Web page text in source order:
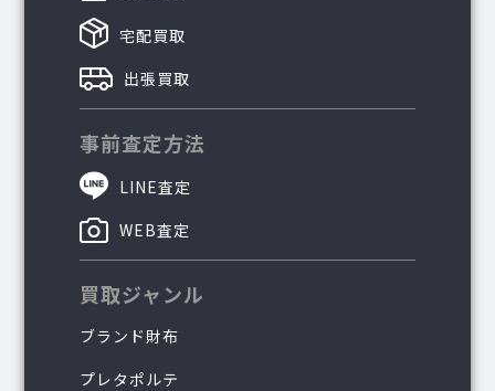
宅配買取
出張買取
事前査定方法
LINE査定
WEB査定
買取ジャンル
ブランド財布
プレタポルテ